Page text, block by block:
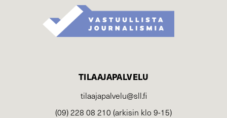
TILAAJAPALVELU
tilaajapalvelu@sll.fi
(09) 228 08 210 (arkisin klo 9-15)